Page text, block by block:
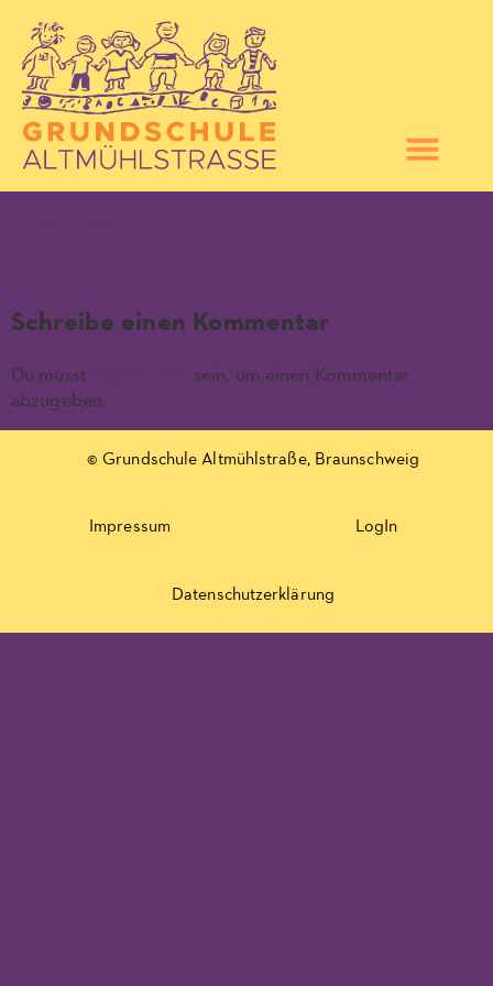
Schreibe einen Kommentar
Du musst
sein, um einen Kommentar
abzugeben.
© Grundschule Altmühlstraße, Braunschweig
Impressum LogIn
Datenschutzerklärung